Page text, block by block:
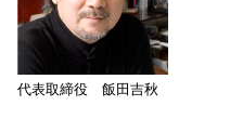
代表取締役 飯田吉秋